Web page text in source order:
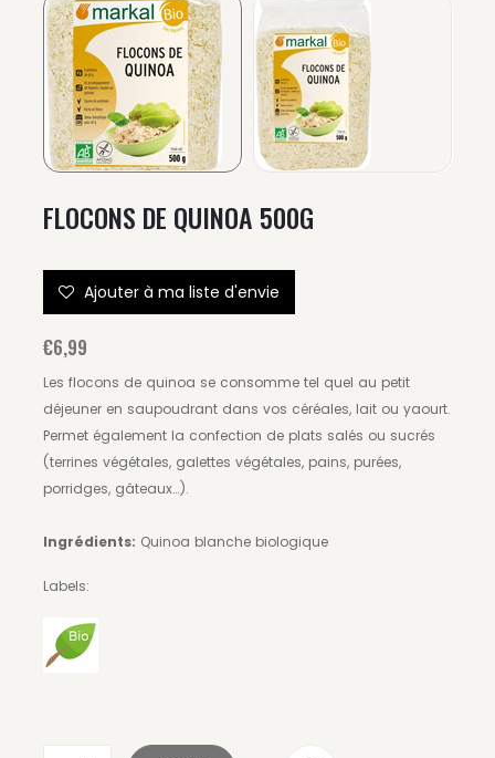
FLOCONS DE QUINOA 500G
Ajouter à ma liste d'envie
€6,99
Les flocons de quinoa se consomme tel quel au petit
déjeuner en saupoudrant dans vos céréales, lait ou yaourt.
Permet également la confection de plats salés ou sucrés
(terrines végétales, galettes végétales, pains, purées,
porridges, gâteaux…).
Ingrédients: Quinoa blanche biologique
Labels: